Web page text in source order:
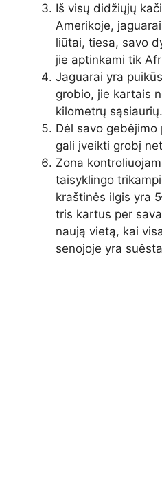
Iš visų didžiųjų
Amerikoje,
liūtai, tiesa, savo
jie aptinkami tik
Jaguarai yra
grobio, jie kartais
kilometrų sąsiaurių.
Dėl savo
gali įveikti grobį
Zona
taisyklingo
kraštinės ilgis yra
tris kartus per
naują vietą, kai
senojoje yra